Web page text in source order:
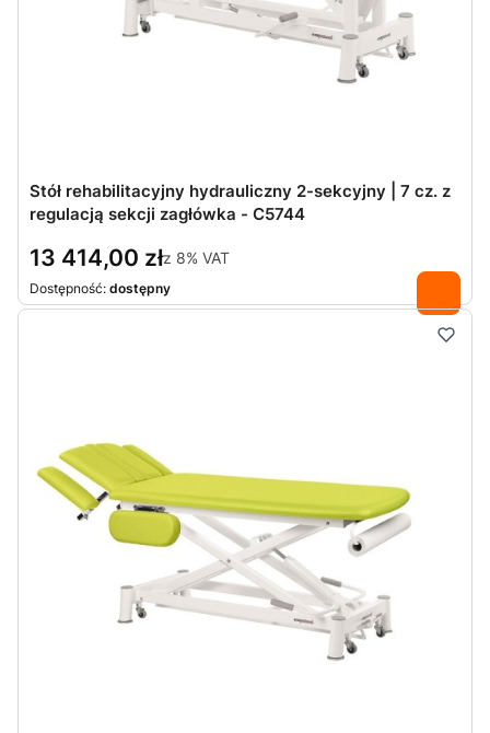
Stół rehabilitacyjny hydrauliczny 2-sekcyjny | 7 cz. z
regulacją sekcji zagłówka - C5744
13 414,00 złz 8% VAT
Dostępność: dostępny